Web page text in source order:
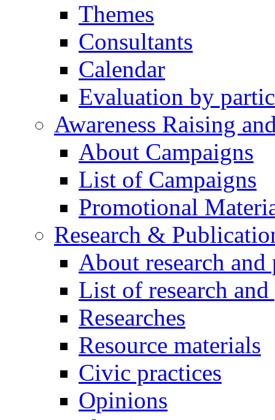
Themes
Consultants
Calendar
Evaluation by
Awareness Raising
About Campaigns
List of Campaigns
Promotional
Research &
About research
List of research
Researches
Resource materials
Civic practices
Opinions